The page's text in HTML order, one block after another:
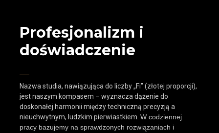
Profesjonalizm i
doświadczenie
Nazwa studia, nawiązująca do liczby „Fi” (złotej proporcji),
jest naszym kompasem – wyznacza dążenie do
doskonałej harmonii między techniczną precyzją a
nieuchwytnym, ludzkim pierwiastkiem. W codziennej
pracy bazujemy na sprawdzonych rozwiązaniach i